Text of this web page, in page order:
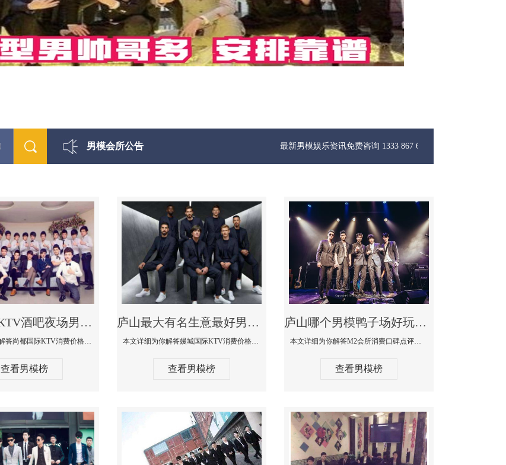
男模会所公告 最新男模娱乐资讯免费咨询 1333 867 6881微信同步
庐山哪个KTV酒吧夜场男模公关型男最帅-尚都国际KTV消费价格点评
本文详细为你解答尚都国际KTV消费价格点评，更多关于哪个KTV酒吧夜场男模公关型男最帅免费咨询1333 867 6881微信同步
查看男模榜
庐山最大有名生意最好男模少爷场KTV体验-嫚城国际KTV消费价格点评
本文详细为你解答嫚城国际KTV消费价格口碑点评，更多关于最大有名生意最好男模少爷场KTV体验免费咨询1333 867 6881微信同步！
查看男模榜
庐山哪个男模鸭子场好玩陪酒服务好-M2会所KTV消费口碑点评
本文详细为你解答M2会所消费口碑点评，更多关于哪个男模鸭子场好玩陪酒服务好免费咨询1333 867 6881微信同步！
查看男模榜